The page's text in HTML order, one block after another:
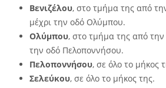
Βενιζέλου, στο τμήμα της από
μέχρι την οδό Ολύμπου.
Ολύμπου, στο τμήμα της από την
την οδό Πελοποννήσου.
Πελοποννήσου, σε όλο το μήκος
Σελεύκου, σε όλο το μήκος της.